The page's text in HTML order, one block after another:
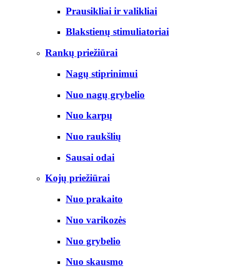
Prausikliai ir valikliai
Blakstienų stimuliatoriai
Rankų priežiūrai
Nagų stiprinimui
Nuo nagų grybelio
Nuo karpų
Nuo raukšlių
Sausai odai
Kojų priežiūrai
Nuo prakaito
Nuo varikozės
Nuo grybelio
Nuo skausmo